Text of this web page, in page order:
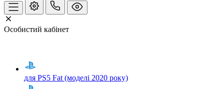
Особистий кабінет
для PS5 Fat (моделі 2020 року)